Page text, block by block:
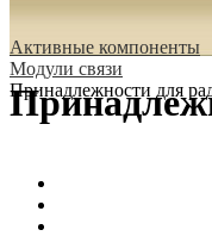
Активные компоненты
Модули связи
Принадлежности для